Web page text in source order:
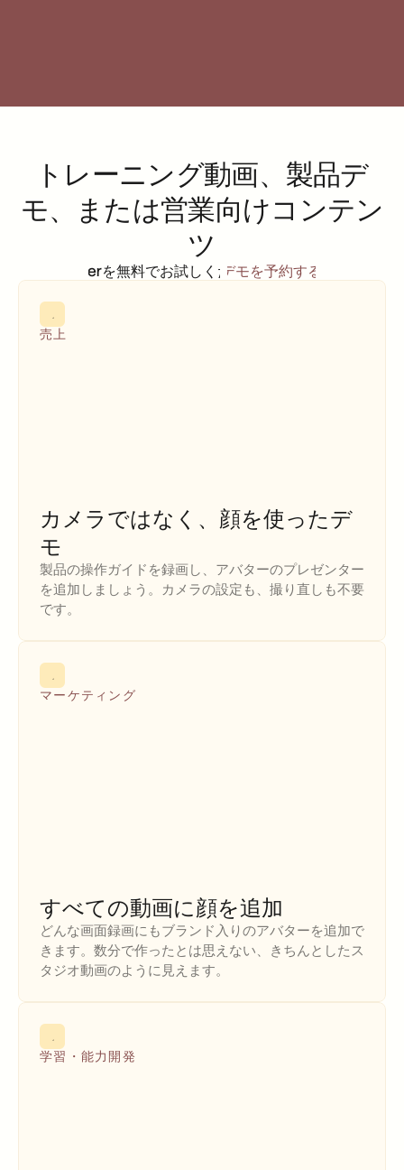
トレーニング動画、製品デ
モ、または営業向けコンテン
ツ
Trupeerを無料でお試しくださいデモを予約する
売上
カメラではなく、顔を使ったデ
モ
製品の操作ガイドを録画し、アバターのプレゼンター
を追加しましょう。カメラの設定も、撮り直しも不要
です。
マーケティング
すべての動画に顔を追加
どんな画面録画にもブランド入りのアバターを追加で
きます。数分で作ったとは思えない、きちんとしたス
タジオ動画のように見えます。
学習・能力開発